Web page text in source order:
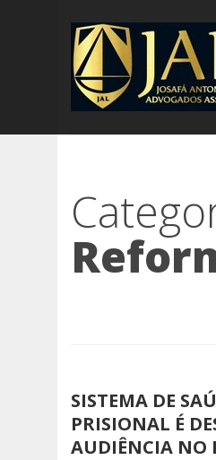
SISTEMA DE
PRISIONAL É
AUDIÊNCIA NO